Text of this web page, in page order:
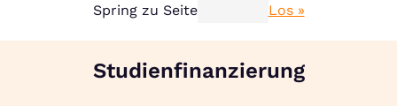
Spring zu Seite Los »
Studienfinanzierung